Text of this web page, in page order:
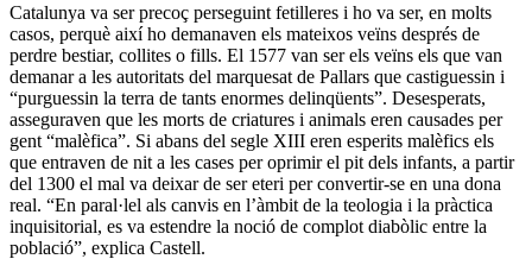
Catalunya va ser precoç perseguint fetilleres i ho va ser, en molts
casos, perquè així ho demanaven els mateixos veïns després de
perdre bestiar, collites o fills. El 1577 van ser els veïns els que van
demanar a les autoritats del marquesat de Pallars que castiguessin i
“purguessin la terra de tants enormes delinqüents”. Desesperats,
asseguraven que les morts de criatures i animals eren causades per
gent “malèfica”. Si abans del segle XIII eren esperits malèfics els
que entraven de nit a les cases per oprimir el pit dels infants, a partir
del 1300 el mal va deixar de ser eteri per convertir-se en una dona
real. “En paral·lel als canvis en l’àmbit de la teologia i la pràctica
inquisitorial, es va estendre la noció de complot diabòlic entre la
població”, explica Castell.